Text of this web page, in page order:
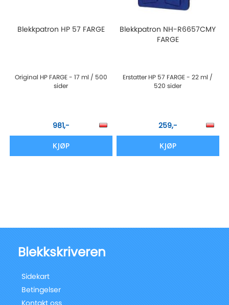
Blekkpatron HP 57 FARGE
Original HP FARGE - 17 ml / 500
sider
981,-
KJØP
Blekkpatron NH-R6657CMY
FARGE
Erstatter HP 57 FARGE - 22 ml /
520 sider
259,-
KJØP
Blekkskriveren
Sidekart
Betingelser